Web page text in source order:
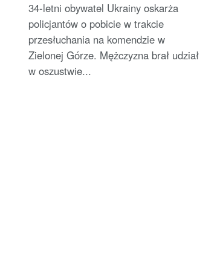
34-letni obywatel Ukrainy oskarża
policjantów o pobicie w trakcie
przesłuchania na komendzie w
Zielonej Górze. Mężczyzna brał udział
w oszustwie...